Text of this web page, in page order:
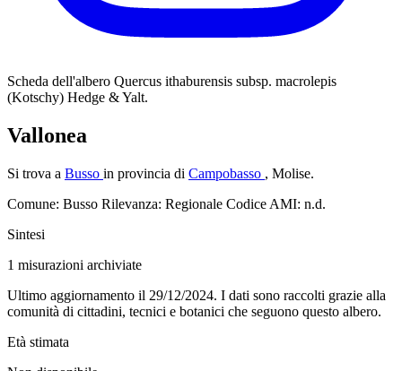
Scheda dell'albero Quercus ithaburensis subsp. macrolepis
(Kotschy) Hedge & Yalt.
Vallonea
Si trova a Busso in provincia di Campobasso , Molise.
Comune: Busso Rilevanza: Regionale Codice AMI: n.d.
Sintesi
1 misurazioni archiviate
Ultimo aggiornamento il 29/12/2024. I dati sono raccolti grazie alla
comunità di cittadini, tecnici e botanici che seguono questo albero.
Età stimata